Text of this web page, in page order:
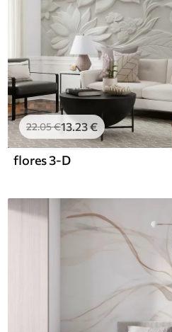
22.05€13.23€
flores 3-D